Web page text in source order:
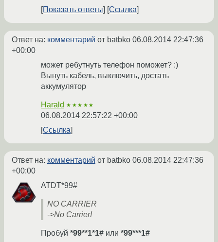
Показать ответы Ссылка
Ответ на: комментарий от batbko 06.08.2014 22:47:36
+00:00
может ребутнуть телефон поможет? :)
Вынуть кабель, выключить, достать
аккумулятор
Harald ★★★★★
06.08.2014 22:57:22 +00:00
Ссылка
Ответ на: комментарий от batbko 06.08.2014 22:47:36
+00:00
ATDT*99#
NO CARRIER
->No Carrier!
Пробуй *99**1*1# или *99***1#